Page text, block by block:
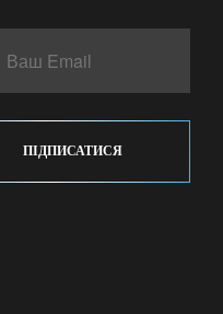
ПІДПИСАТИСЯ